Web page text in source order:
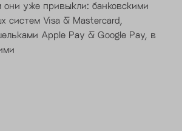
они уже привыкли: банковскими
систем Visa & Mastercard,
Apple Pay & Google Pay, в